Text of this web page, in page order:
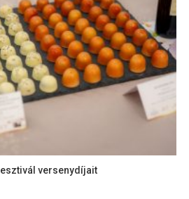
versenydíjait